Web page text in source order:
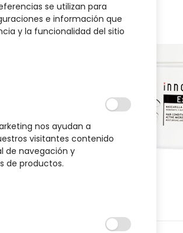
gallery
se utilizan para
e información que
y la funcionalidad del sitio
nos ayudan a
visitantes contenido
de navegación y
de productos.